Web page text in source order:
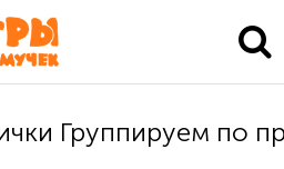
Группируем по